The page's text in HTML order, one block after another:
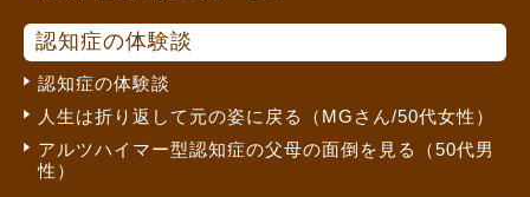
認知症の体験談
認知症の体験談
人生は折り返して元の姿に戻る（MGさん/50代女性）
アルツハイマー型認知症の父母の面倒を見る（50代男
性）